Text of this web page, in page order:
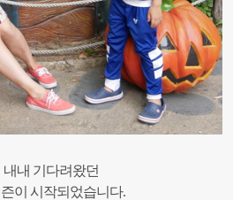
내내 기다려왔던
이 시작되었습니다.